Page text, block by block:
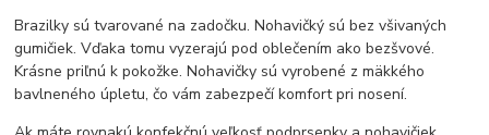
Brazilky sú tvarované na zadočku. Nohavičký sú bez všivaných
gumičiek. Vďaka tomu vyzerajú pod oblečením ako bezšvové.
Krásne priľnú k pokožke. Nohavičky sú vyrobené z mäkkého
bavlneného úpletu, čo vám zabezpečí komfort pri nosení.